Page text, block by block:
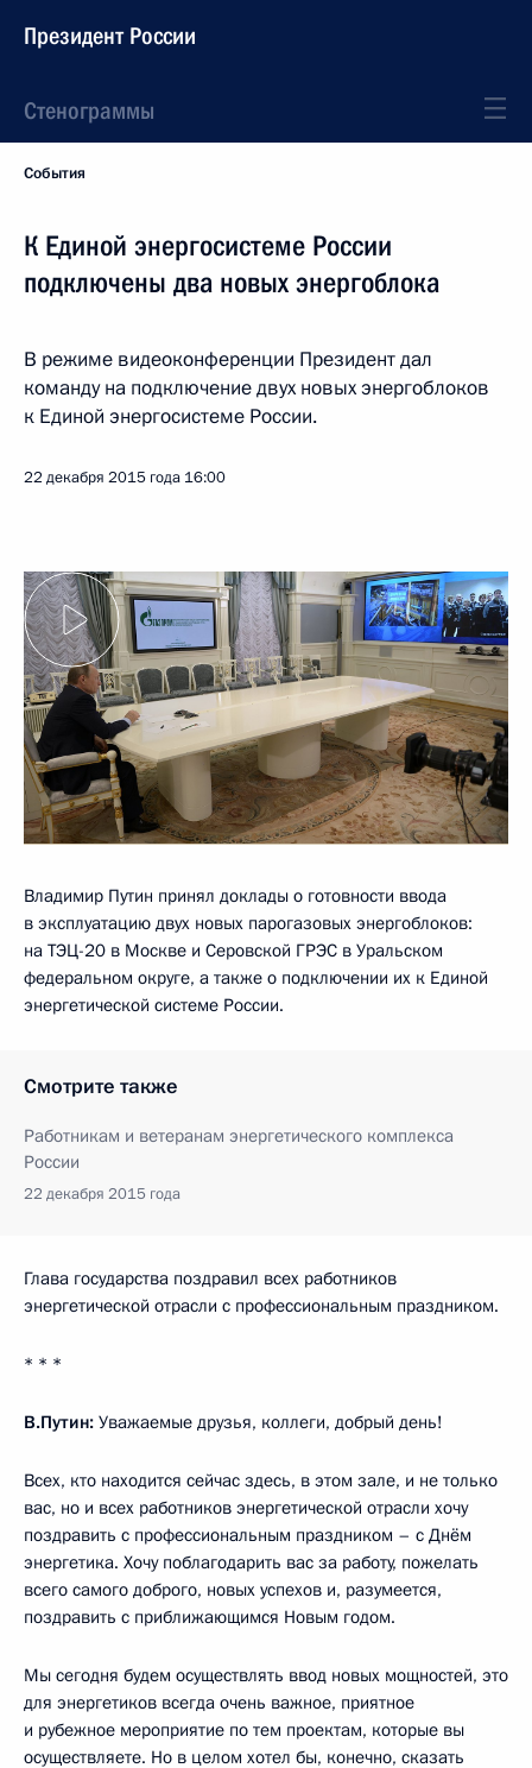
Президент России
Стенограммы
События
К Единой энергосистеме России
подключены два новых энергоблока
В режиме видеоконференции Президент дал
команду на подключение двух новых энергоблоков
к Единой энергосистеме России.
22 декабря 2015 года 16:00
Владимир Путин принял доклады о готовности ввода
в эксплуатацию двух новых парогазовых энергоблоков:
на ТЭЦ-20 в Москве и Серовской ГРЭС в Уральском
федеральном округе, а также о подключении их к Единой
энергетической системе России.
Смотрите также
Работникам и ветеранам энергетического комплекса
России
22 декабря 2015 года
Глава государства поздравил всех работников
энергетической отрасли с профессиональным праздником.
* * *
В.Путин: Уважаемые друзья, коллеги, добрый день!
Всех, кто находится сейчас здесь, в этом зале, и не только
вас, но и всех работников энергетической отрасли хочу
поздравить с профессиональным праздником – с Днём
энергетика. Хочу поблагодарить вас за работу, пожелать
всего самого доброго, новых успехов и, разумеется,
поздравить с приближающимся Новым годом.
Мы сегодня будем осуществлять ввод новых мощностей, это
для энергетиков всегда очень важное, приятное
и рубежное мероприятие по тем проектам, которые вы
осуществляете. Но в целом хотел бы, конечно, сказать